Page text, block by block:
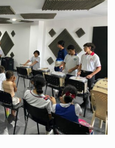
DEL
PROGRAMA
MUSICAL
RÍO
Y
MAR
2026
Y
LLAMA
A
ESTUDIANTES
A
APROVECHAR